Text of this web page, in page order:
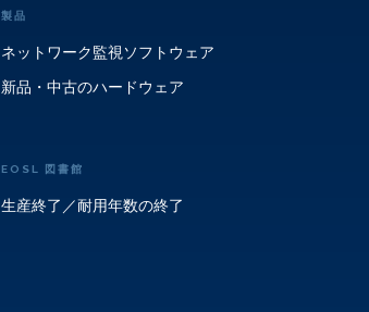
製品
ネットワーク監視ソフトウェア
新品・中古のハードウェア
EOSL 図書館
生産終了／耐用年数の終了